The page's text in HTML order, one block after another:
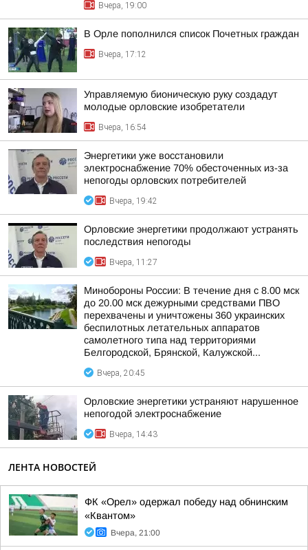
Вчера, 19:00
В Орле пополнился список Почетных граждан
Вчера, 17:12
Управляемую бионическую руку создадут
молодые орловские изобретатели
Вчера, 16:54
Энергетики уже восстановили
электроснабжение 70% обесточенных из-за
непогоды орловских потребителей
Вчера, 19:42
Орловские энергетики продолжают устранять
последствия непогоды
Вчера, 11:27
Минобороны России: В течение дня с 8.00 мск
до 20.00 мск дежурными средствами ПВО
перехвачены и уничтожены 360 украинских
беспилотных летательных аппаратов
самолетного типа над территориями
Белгородской, Брянской, Калужской...
Вчера, 20:45
Орловские энергетики устраняют нарушенное
непогодой электроснабжение
Вчера, 14:43
ЛЕНТА НОВОСТЕЙ
ФК «Орел» одержал победу над обнинским
«Квантом»
Вчера, 21:00